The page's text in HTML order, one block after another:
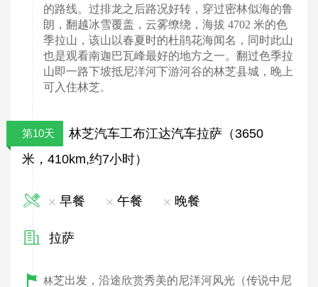
的路线。过排龙之后路况好转，穿过密林似海的鲁
朗，翻越冰雪覆盖，云雾缭绕，海拔 4702 米的色
季拉山，该山以春夏时的杜鹃花海闻名，同时此山
也是观看南迦巴瓦峰最好的地方之一。翻过色季拉
山即一路下坡抵尼洋河下游河谷的林芝县城，晚上
可入住林芝。
第10天
林芝汽车工布江达汽车拉萨（3650
米，410km,约7小时）
早餐 午餐 晚餐
拉萨
林芝出发，沿途欣赏秀美的尼洋河风光（传说中尼